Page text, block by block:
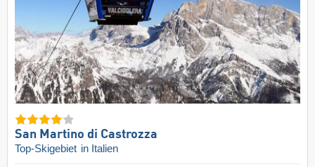
San Martino di Castrozza
Top-Skigebiet in Italien